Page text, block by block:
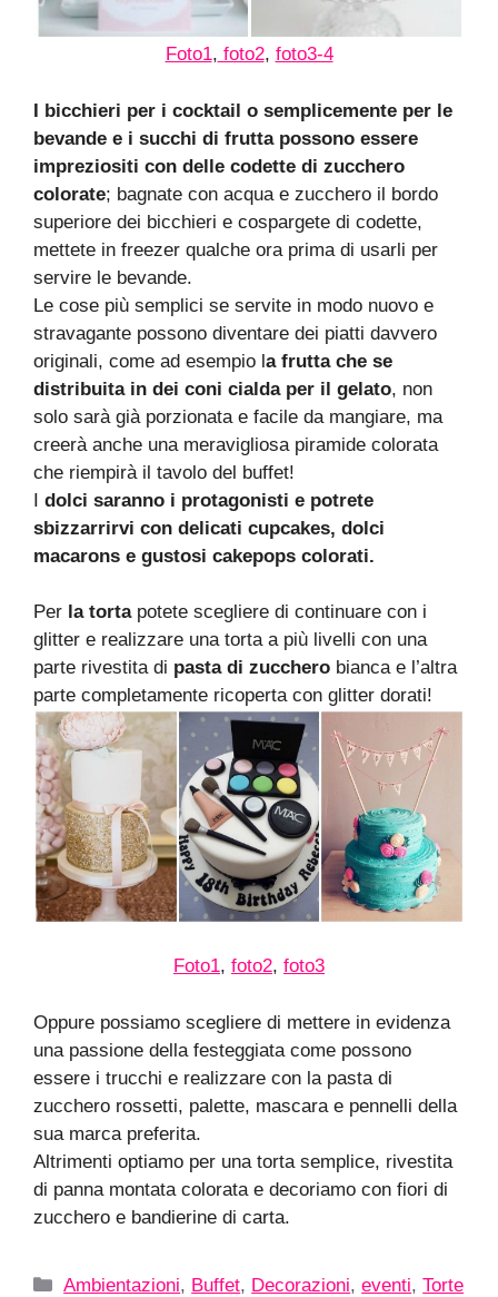
Foto1, foto2, foto3-4
I bicchieri per i cocktail o semplicemente per le
bevande e i succhi di frutta possono essere
impreziositi con delle codette di zucchero
colorate; bagnate con acqua e zucchero il bordo
superiore dei bicchieri e cospargete di codette,
mettete in freezer qualche ora prima di usarli per
servire le bevande.
Le cose più semplici se servite in modo nuovo e
stravagante possono diventare dei piatti davvero
originali, come ad esempio la frutta che se
distribuita in dei coni cialda per il gelato, non
solo sarà già porzionata e facile da mangiare, ma
creerà anche una meravigliosa piramide colorata
che riempirà il tavolo del buffet!
I dolci saranno i protagonisti e potrete
sbizzarrirvi con delicati cupcakes, dolci
macarons e gustosi cakepops colorati.
Per la torta potete scegliere di continuare con i
glitter e realizzare una torta a più livelli con una
parte rivestita di pasta di zucchero bianca e l’altra
parte completamente ricoperta con glitter dorati!
Foto1, foto2, foto3
Oppure possiamo scegliere di mettere in evidenza
una passione della festeggiata come possono
essere i trucchi e realizzare con la pasta di
zucchero rossetti, palette, mascara e pennelli della
sua marca preferita.
Altrimenti optiamo per una torta semplice, rivestita
di panna montata colorata e decoriamo con fiori di
zucchero e bandierine di carta.
Categorie
Ambientazioni, Buffet, Decorazioni,eventi,Torte